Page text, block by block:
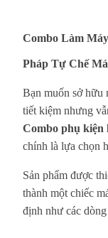
Combo Làm
Pháp Tự Chế
Bạn muốn sở hữu
tiết kiệm nhưng
Combo phụ kiện
chính là lựa chọn
Sản phẩm được
thành một chiếc
định như các